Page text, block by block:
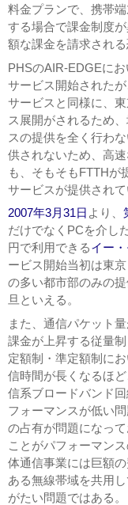
料金プランで、携帯
する場合で課金制度
額な課金を請求される
PHSのAIR-EDGEに
サービス開始された
サービスと同様に、
ス展開がされるため
スの提供を全く行わ
供されないため、高
も、そもそもFTTHが
サービスが提供され
2007年3月31日 より、
だけでなくPCを介し
円で利用できるイー
ービス開始当初は東
の多い都市部のみの
旦といえる。
また、通信パケット
課金が上昇する従量
定額制・準定額制に
信時間が長くなるほ
信系ブロードバンド
フォーマンスが低い
の占有が問題になっ
ことがパフォーマン
体通信事業には巨額
ある無線帯域を共用し
がたい問題ではある。